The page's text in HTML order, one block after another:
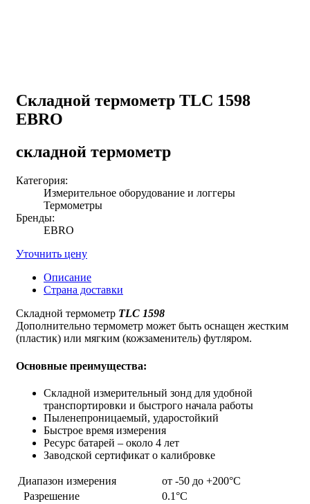
Складной термометр TLC 1598
EBRO
складной термометр
Категория:
Измерительное оборудование и логгеры
Термометры
Бренды:
EBRO
Уточнить цену
Описание
Страна доставки
Складной термометр TLC 1598
Дополнительно термометр может быть оснащен жестким
(пластик) или мягким (кожзаменитель) футляром.
Основные преимущества:
Складной измерительный зонд для удобной
транспортировки и быстрого начала работы
Пыленепроницаемый, ударостойкий
Быстрое время измерения
Ресурс батарей – около 4 лет
Заводской сертификат о калибровке
Диапазон измерения
от -50 до +200°C
Разрешение
0.1°C